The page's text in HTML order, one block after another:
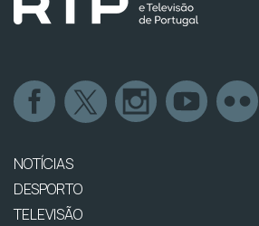
NOTÍCIAS
DESPORTO
TELEVISÃO